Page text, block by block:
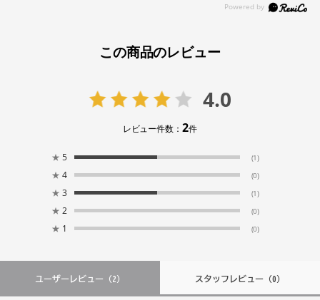
この商品のレビュー
4.0
レビュー件数：2件
★ 5 (1)
★ 4 (0)
★ 3 (1)
★ 2 (0)
★ 1 (0)
ユーザーレビュー （2） スタッフレビュー（0）